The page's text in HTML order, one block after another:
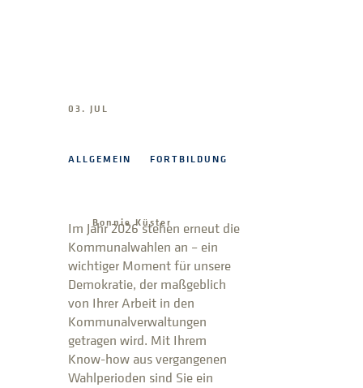
03. JUL
ALLGEMEIN FORTBILDUNG
Bonnie Küster
Im Jahr 2026 stehen erneut die
Kommunalwahlen an – ein
wichtiger Moment für unsere
Demokratie, der maßgeblich
von Ihrer Arbeit in den
Kommunalverwaltungen
getragen wird. Mit Ihrem
Know-how aus vergangenen
Wahlperioden sind Sie ein